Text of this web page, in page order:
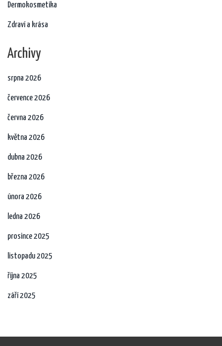
Dermokosmetika
Zdraví a krása
Archivy
srpna 2026
července 2026
června 2026
května 2026
dubna 2026
března 2026
února 2026
ledna 2026
prosince 2025
listopadu 2025
října 2025
září 2025